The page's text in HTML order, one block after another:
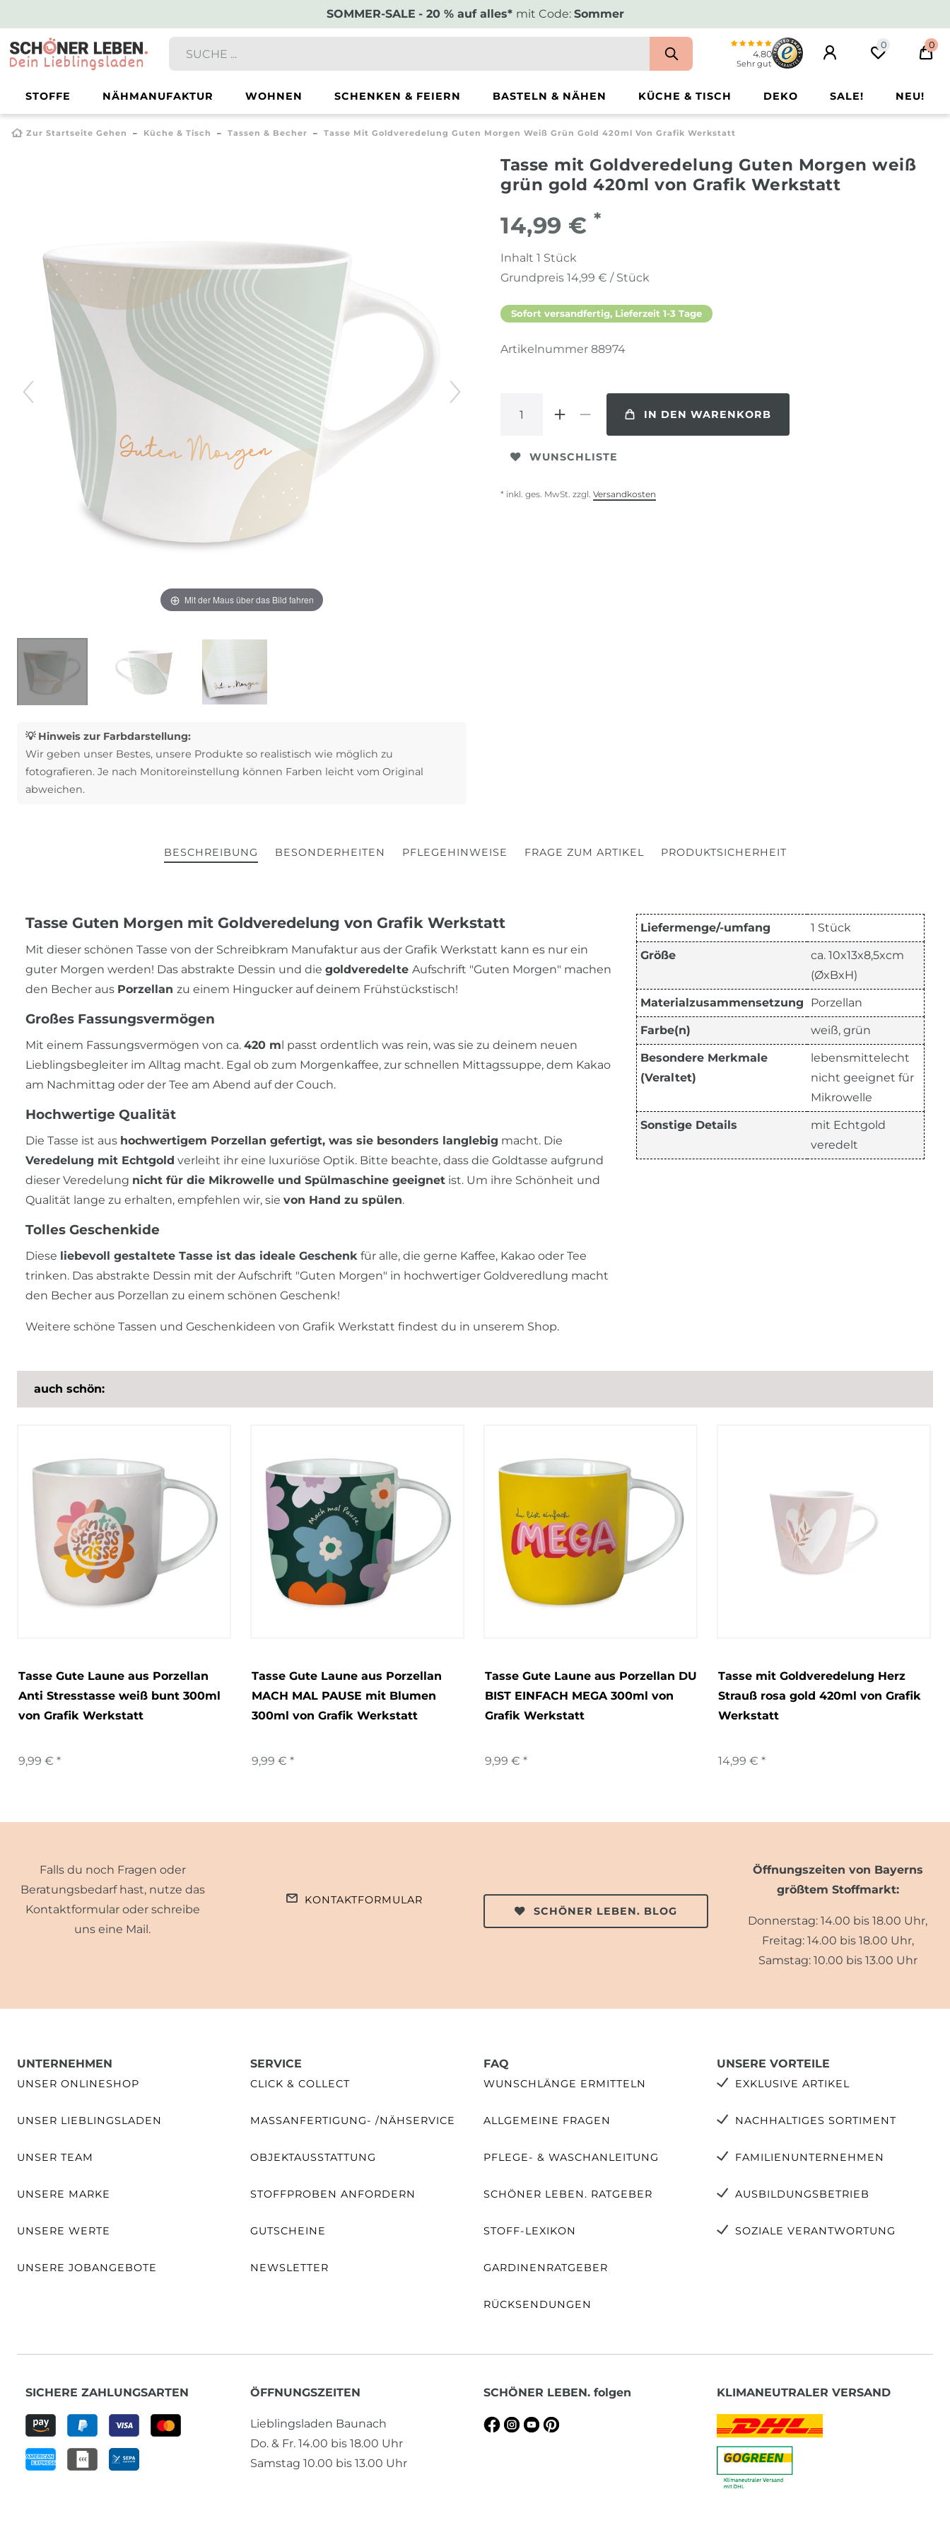
SOMMER-SALE - 20 % auf alles* mit Code: Sommer
4.80
Sehr gut
0 0
STOFFE NÄHMANUFAKTUR WOHNEN SCHENKEN & FEIERN BASTELN & NÄHEN KÜCHE & TISCH DEKO SALE! NEU!
Zur Startseite Gehen Küche & Tisch Tassen & Becher Tasse Mit Goldveredelung Guten Morgen Weiß Grün Gold 420ml Von Grafik Werkstatt
Mit der Maus über das Bild fahren
💡 Hinweis zur Farbdarstellung:
Wir geben unser Bestes, unsere Produkte so realistisch wie möglich zu
fotografieren. Je nach Monitoreinstellung können Farben leicht vom Original
abweichen.
Tasse mit Goldveredelung Guten Morgen weiß
grün gold 420ml von Grafik Werkstatt
14,99 € *
Inhalt 1 Stück
Grundpreis 14,99 € / Stück
Sofort versandfertig, Lieferzeit 1-3 Tage
Artikelnummer 88974
IN DEN WARENKORB
WUNSCHLISTE
* inkl. ges. MwSt. zzgl. Versandkosten
BESCHREIBUNG BESONDERHEITEN PFLEGEHINWEISE FRAGE ZUM ARTIKEL PRODUKTSICHERHEIT
Tasse Guten Morgen mit Goldveredelung von Grafik Werkstatt
Mit dieser schönen Tasse von der Schreibkram Manufaktur aus der Grafik Werkstatt kann es nur ein
guter Morgen werden! Das abstrakte Dessin und die goldveredelte Aufschrift "Guten Morgen" machen
den Becher aus Porzellan zu einem Hingucker auf deinem Frühstückstisch!
Großes Fassungsvermögen
Mit einem Fassungsvermögen von ca. 420 m l passt ordentlich was rein, was sie zu deinem neuen
Lieblingsbegleiter im Alltag macht. Egal ob zum Morgenkaffee, zur schnellen Mittagssuppe, dem Kakao
am Nachmittag oder der Tee am Abend auf der Couch.
Hochwertige Qualität
Die Tasse ist aus hochwertigem Porzellan gefertigt, was sie besonders langlebig macht. Die
Veredelung mit Echtgold verleiht ihr eine luxuriöse Optik. Bitte beachte, dass die Goldtasse aufgrund
dieser Veredelung nicht für die Mikrowelle und Spülmaschine geeignet ist. Um ihre Schönheit und
Qualität lange zu erhalten, empfehlen wir, sie von Hand zu spülen.
Tolles Geschenkide
Diese liebevoll gestaltete Tasse ist das ideale Geschenk für alle, die gerne Kaffee, Kakao oder Tee
trinken. Das abstrakte Dessin mit der Aufschrift "Guten Morgen" in hochwertiger Goldveredlung macht
den Becher aus Porzellan zu einem schönen Geschenk!
Weitere schöne Tassen und Geschenkideen von Grafik Werkstatt findest du in unserem Shop.
Liefermenge/-umfang 1 Stück
Größe
ca. 10x13x8,5xcm
(ØxBxH)
Materialzusammensetzung Porzellan
Farbe(n) weiß, grün
Besondere Merkmale
(Veraltet)
lebensmittelecht
nicht geeignet für
Mikrowelle
Sonstige Details
mit Echtgold
veredelt
auch schön:
Tasse Gute Laune aus Porzellan
Anti Stresstasse weiß bunt 300ml
von Grafik Werkstatt
9,99 € *
Tasse Gute Laune aus Porzellan
MACH MAL PAUSE mit Blumen
300ml von Grafik Werkstatt
9,99 € *
Tasse Gute Laune aus Porzellan DU
BIST EINFACH MEGA 300ml von
Grafik Werkstatt
9,99 € *
Tasse mit Goldveredelung Herz
Strauß rosa gold 420ml von Grafik
Werkstatt
14,99 € *
Falls du noch Fragen oder
Beratungsbedarf hast, nutze das
Kontaktformular oder schreibe
uns eine Mail.
KONTAKTFORMULAR
SCHÖNER LEBEN. BLOG
Öffnungszeiten von Bayerns
größtem Stoffmarkt:
Donnerstag: 14.00 bis 18.00 Uhr,
Freitag: 14.00 bis 18.00 Uhr,
Samstag: 10.00 bis 13.00 Uhr
UNTERNEHMEN
UNSER ONLINESHOP
UNSER LIEBLINGSLADEN
UNSER TEAM
UNSERE MARKE
UNSERE WERTE
UNSERE JOBANGEBOTE
SERVICE
CLICK & COLLECT
MASSANFERTIGUNG- /NÄHSERVICE
OBJEKTAUSSTATTUNG
STOFFPROBEN ANFORDERN
GUTSCHEINE
NEWSLETTER
FAQ
WUNSCHLÄNGE ERMITTELN
ALLGEMEINE FRAGEN
PFLEGE- & WASCHANLEITUNG
SCHÖNER LEBEN. RATGEBER
STOFF-LEXIKON
GARDINENRATGEBER
RÜCKSENDUNGEN
UNSERE VORTEILE
EXKLUSIVE ARTIKEL
NACHHALTIGES SORTIMENT
FAMILIENUNTERNEHMEN
AUSBILDUNGSBETRIEB
SOZIALE VERANTWORTUNG
SICHERE ZAHLUNGSARTEN ÖFFNUNGSZEITEN
Lieblingsladen Baunach
Do. & Fr. 14.00 bis 18.00 Uhr
Samstag 10.00 bis 13.00 Uhr
SCHÖNER LEBEN. folgen KLIMANEUTRALER VERSAND